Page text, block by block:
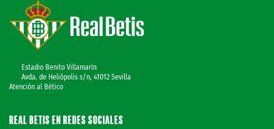
Estadio Benito Villamarín
Avda. de Heliópolis s/n, 41012 Sevilla
Atención al Bético
REAL BETIS EN REDES SOCIALES